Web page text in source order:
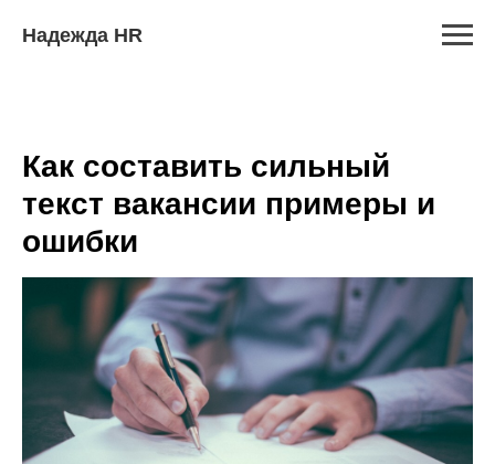
Надежда HR
Как составить сильный
текст вакансии примеры и
ошибки